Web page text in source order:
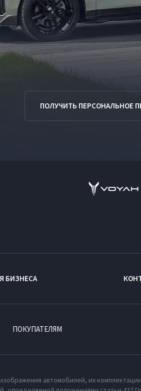
ПОЛУЧИТЬ ПЕРСОНАЛЬНОЕ
БИЗНЕСА
ПОКУПАТЕЛЯМ
автомобилей, их